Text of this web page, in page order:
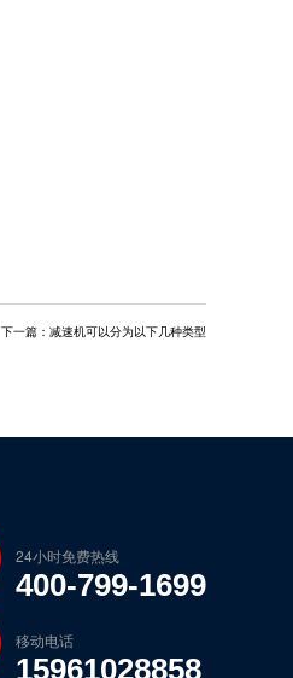
下一篇： 减速机可以分为以下几种类型
24小时免费热线
400-799-1699
移动电话
15961028858